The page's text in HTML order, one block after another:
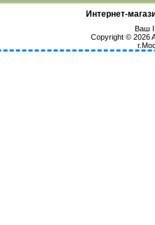
Интернет-
Ваш
Copyright © 2026